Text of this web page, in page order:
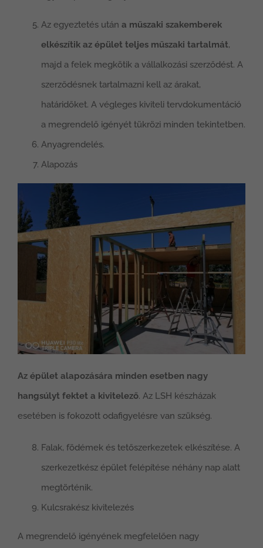
Az egyeztetés után a műszaki szakemberek
elkészítik az épület teljes műszaki tartalmát,
majd a felek megkötik a vállalkozási szerződést. A
szerződésnek tartalmazni kell az árakat,
határidőket. A végleges kiviteli tervdokumentáció
a megrendelő igényét tükrözi minden tekintetben.
Anyagrendelés.
Alapozás
Az épület alapozására minden esetben nagy
hangsúlyt fektet a kivitelező. Az LSH készházak
esetében is fokozott odafigyelésre van szükség.
Falak, födémek és tetőszerkezetek elkészítése. A
szerkezetkész épület felépítése néhány nap alatt
megtörténik.
Kulcsrakész kivitelezés
A megrendelő igényének megfelelően nagy